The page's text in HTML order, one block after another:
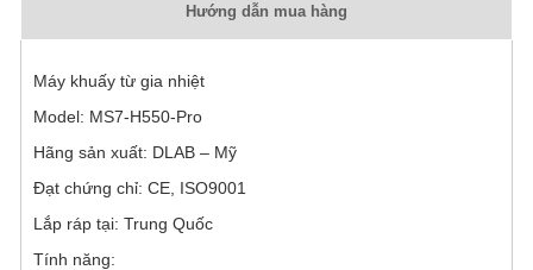
Hướng dẫn mua hàng
Máy khuấy từ gia nhiệt
Model: MS7-H550-Pro
Hãng sản xuất: DLAB – Mỹ
Đạt chứng chỉ: CE, ISO9001
Lắp ráp tại: Trung Quốc
Tính năng: